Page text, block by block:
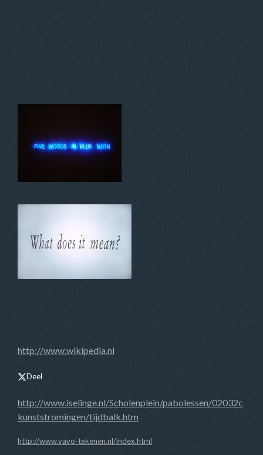
http://www.wikipedia.nl
Deel
http://www.iselinge.nl/Scholenplein/pabolessen/02032c
kunststromingen/tijdbalk.htm
http://www.vavo-tekenen.nl/index.html